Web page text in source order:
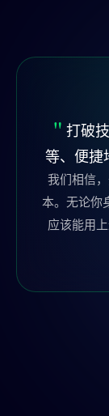
打破
等、便捷
我们相信
本。无论你
应该能用